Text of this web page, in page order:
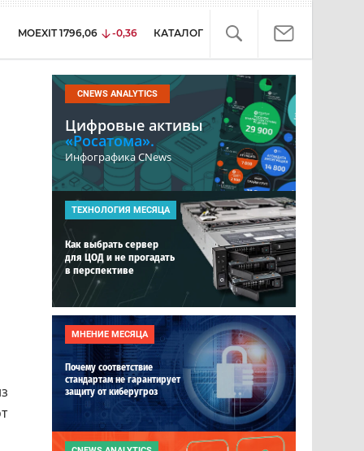
MOEXIT 1796,06 -0,36 КАТАЛОГ
CNEWS ANALYTICS
Цифровые активы
«Росатома».
Инфографика CNews
ТЕХНОЛОГИЯ МЕСЯЦА
Как выбрать сервер
для ЦОД и не прогадать
в перспективе
МНЕНИЕ МЕСЯЦА
Почему соответствие
стандартам не гарантирует
защиту от киберугроз